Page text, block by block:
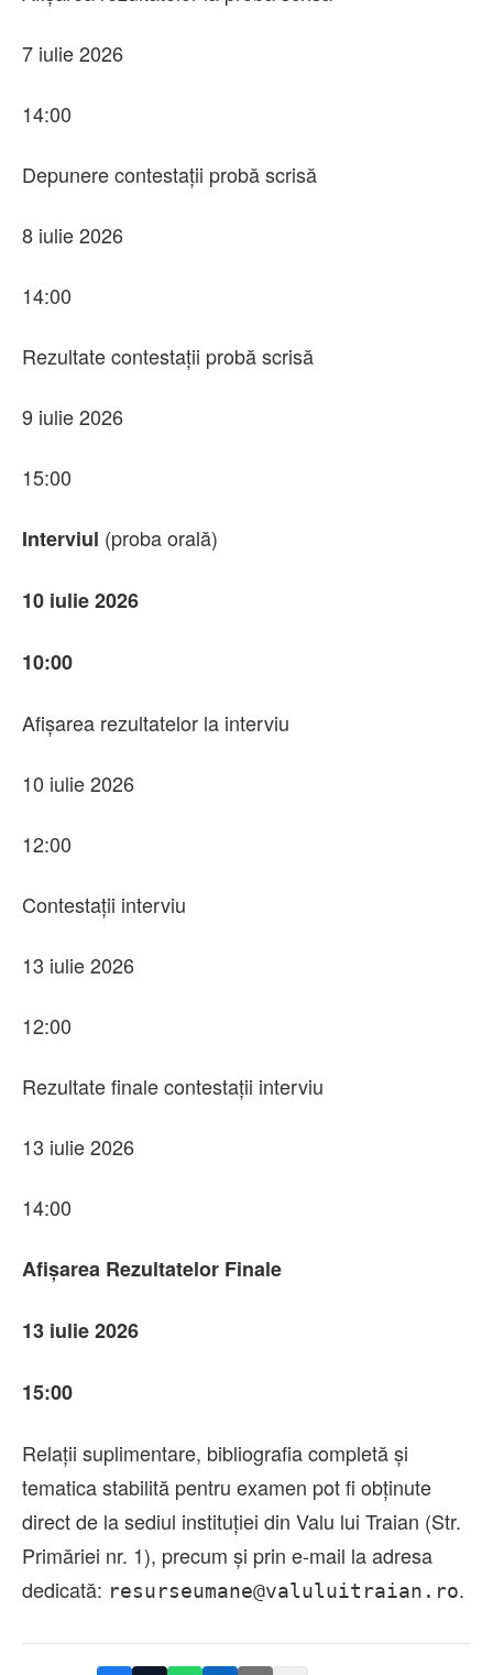
7 iulie 2026
14:00
Depunere contestații probă scrisă
8 iulie 2026
14:00
Rezultate contestații probă scrisă
9 iulie 2026
15:00
Interviul (proba orală)
10 iulie 2026
10:00
Afișarea rezultatelor la interviu
10 iulie 2026
12:00
Contestații interviu
13 iulie 2026
12:00
Rezultate finale contestații interviu
13 iulie 2026
14:00
Afișarea Rezultatelor Finale
13 iulie 2026
15:00
Relații suplimentare, bibliografia completă și
tematica stabilită pentru examen pot fi obținute
direct de la sediul instituției din Valu lui Traian (Str.
Primăriei nr. 1), precum și prin e-mail la adresa
dedicată: resurseumane@valuluitraian.ro.